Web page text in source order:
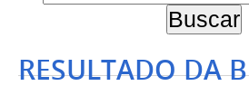
RESULTADO DA